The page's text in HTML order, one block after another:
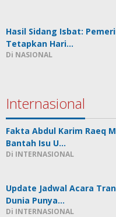
Hasil Sidang Isbat:
Tetapkan Hari…
Di NASIONAL
Internasional
Fakta Abdul Karim Raeq
Bantah Isu U…
Di INTERNASIONAL
Update Jadwal Acara
Dunia Punya…
Di INTERNASIONAL